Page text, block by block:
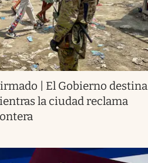
| El Gobierno destina
la ciudad reclama